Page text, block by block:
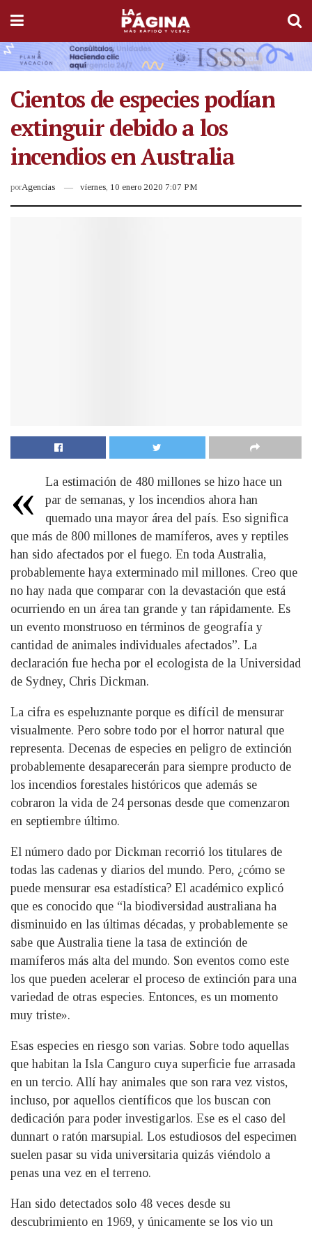
Cientos de especies podían
extinguir debido a los
incendios en Australia
porAgencias viernes, 10 enero 2020 7:07 PM
«
La estimación de 480 millones se hizo hace un
par de semanas, y los incendios ahora han
quemado una mayor área del país. Eso significa
que más de 800 millones de mamíferos, aves y reptiles
han sido afectados por el fuego. En toda Australia,
probablemente haya exterminado mil millones. Creo que
no hay nada que comparar con la devastación que está
ocurriendo en un área tan grande y tan rápidamente. Es
un evento monstruoso en términos de geografía y
cantidad de animales individuales afectados”. La
declaración fue hecha por el ecologista de la Universidad
de Sydney, Chris Dickman.
La cifra es espeluznante porque es difícil de mensurar
visualmente. Pero sobre todo por el horror natural que
representa. Decenas de especies en peligro de extinción
probablemente desaparecerán para siempre producto de
los incendios forestales históricos que además se
cobraron la vida de 24 personas desde que comenzaron
en septiembre último.
El número dado por Dickman recorrió los titulares de
todas las cadenas y diarios del mundo. Pero, ¿cómo se
puede mensurar esa estadística? El académico explicó
que es conocido que “la biodiversidad australiana ha
disminuido en las últimas décadas, y probablemente se
sabe que Australia tiene la tasa de extinción de
mamíferos más alta del mundo. Son eventos como este
los que pueden acelerar el proceso de extinción para una
variedad de otras especies. Entonces, es un momento
muy triste».
Esas especies en riesgo son varias. Sobre todo aquellas
que habitan la Isla Canguro cuya superficie fue arrasada
en un tercio. Allí hay animales que son rara vez vistos,
incluso, por aquellos científicos que los buscan con
dedicación para poder investigarlos. Ese es el caso del
dunnart o ratón marsupial. Los estudiosos del especimen
suelen pasar su vida universitaria quizás viéndolo a
penas una vez en el terreno.
Han sido detectados solo 48 veces desde su
descubrimiento en 1969, y únicamente se los vio un